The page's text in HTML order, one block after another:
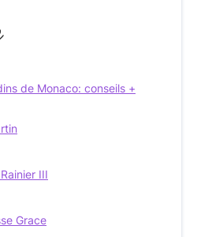
de Monaco: conseils +
III
Grace